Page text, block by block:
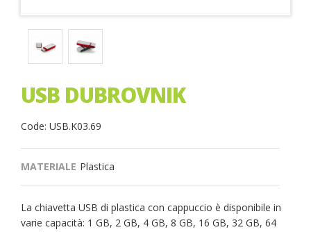
USB DUBROVNIK
Code: USB.K03.69
MATERIALE Plastica
La chiavetta USB di plastica con cappuccio è disponibile in
varie capacità: 1 GB, 2 GB, 4 GB, 8 GB, 16 GB, 32 GB, 64